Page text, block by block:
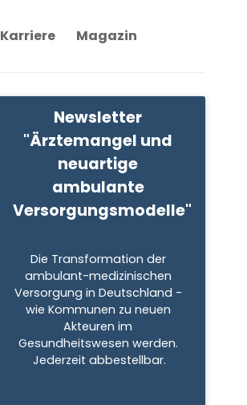
Karriere Magazin
Newsletter
"Ärztemangel und
neuartige
ambulante
Versorgungsmodelle"
Die Transformation der
ambulant-medizinischen
Versorgung in Deutschland -
wie Kommunen zu neuen
Akteuren im
Gesundheitswesen werden.
Jederzeit abbestellbar.